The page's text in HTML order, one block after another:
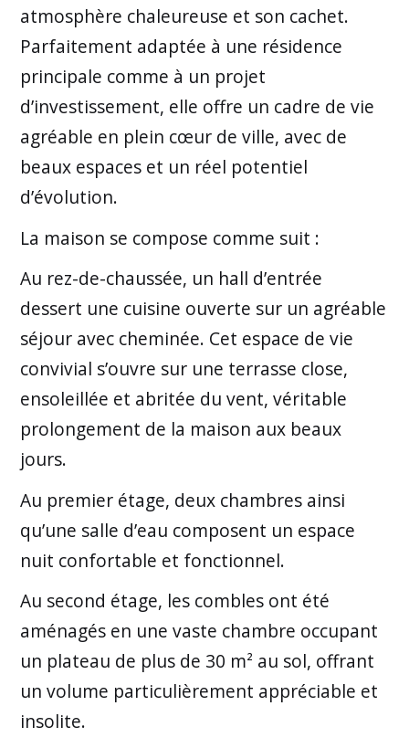
atmosphère chaleureuse et son cachet.
Parfaitement adaptée à une résidence
principale comme à un projet
d’investissement, elle offre un cadre de vie
agréable en plein cœur de ville, avec de
beaux espaces et un réel potentiel
d’évolution.
La maison se compose comme suit :
Au rez-de-chaussée, un hall d’entrée
dessert une cuisine ouverte sur un agréable
séjour avec cheminée. Cet espace de vie
convivial s’ouvre sur une terrasse close,
ensoleillée et abritée du vent, véritable
prolongement de la maison aux beaux
jours.
Au premier étage, deux chambres ainsi
qu’une salle d’eau composent un espace
nuit confortable et fonctionnel.
Au second étage, les combles ont été
aménagés en une vaste chambre occupant
un plateau de plus de 30 m² au sol, offrant
un volume particulièrement appréciable et
insolite.